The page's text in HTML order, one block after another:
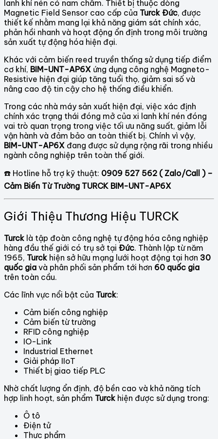
lanh khí nén có nam châm. Thiết bị thuộc dòng
Magnetic Field Sensor cao cấp của Turck Đức, được
thiết kế nhằm mang lại khả năng giám sát chính xác,
phản hồi nhanh và hoạt động ổn định trong môi trường
sản xuất tự động hóa hiện đại.
Khác với cảm biến reed truyền thống sử dụng tiếp điểm
cơ khí, BIM-UNT-AP6X ứng dụng công nghệ Magneto-
Resistive hiện đại giúp tăng tuổi thọ, giảm sai số và
nâng cao độ tin cậy cho hệ thống điều khiển.
Trong các nhà máy sản xuất hiện đại, việc xác định
chính xác trạng thái đóng mở của xi lanh khí nén đóng
vai trò quan trọng trong việc tối ưu năng suất, giảm lỗi
vận hành và đảm bảo an toàn thiết bị. Chính vì vậy,
BIM-UNT-AP6X đang được sử dụng rộng rãi trong nhiều
ngành công nghiệp trên toàn thế giới.
☎️ Hotline hỗ trợ kỹ thuật: 0909 527 562 ( Zalo/Call ) –
Cảm Biến Từ Trường TURCK BIM-UNT-AP6X
Giới Thiệu Thương Hiệu TURCK
Turck là tập đoàn công nghệ tự động hóa công nghiệp
hàng đầu thế giới có trụ sở tại Đức. Thành lập từ năm
1965, Turck hiện sở hữu mạng lưới hoạt động tại hơn 30
quốc gia và phân phối sản phẩm tới hơn 60 quốc gia
trên toàn cầu.
Các lĩnh vực nổi bật của Turck:
Cảm biến công nghiệp
Cảm biến từ trường
RFID công nghiệp
IO-Link
Industrial Ethernet
Giải pháp IIoT
Thiết bị giao tiếp PLC
Nhờ chất lượng ổn định, độ bền cao và khả năng tích
hợp linh hoạt, sản phẩm Turck hiện được sử dụng trong:
Ô tô
Điện tử
Thực phẩm